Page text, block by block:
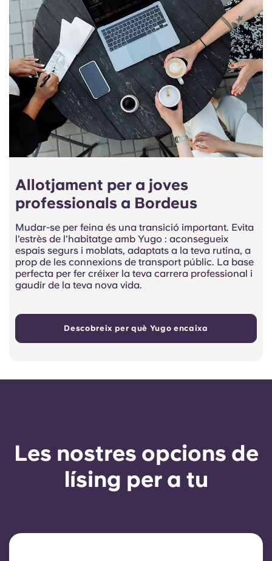
Allotjament per a joves
professionals a Bordeus
Mudar-se per feina és una transició important. Evita
l'estrès de l'habitatge amb Yugo : aconsegueix
espais segurs i moblats, adaptats a la teva rutina, a
prop de les connexions de transport públic. La base
perfecta per fer créixer la teva carrera professional i
gaudir de la teva nova vida.
Descobreix per què Yugo encaixa
Les nostres opcions de
lísing per a tu